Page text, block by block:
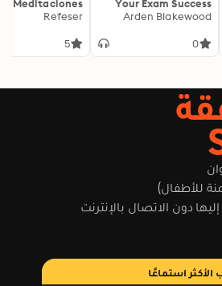
Your Exam Success
with Game-Changing
PMP exam results!
performance on test
day."
Arden Blakewood
0
Meditaciones
para Calma y
Refeser
5
للأطفال)
دون الاتصال بالإنترنت
الأكثر استماعًا